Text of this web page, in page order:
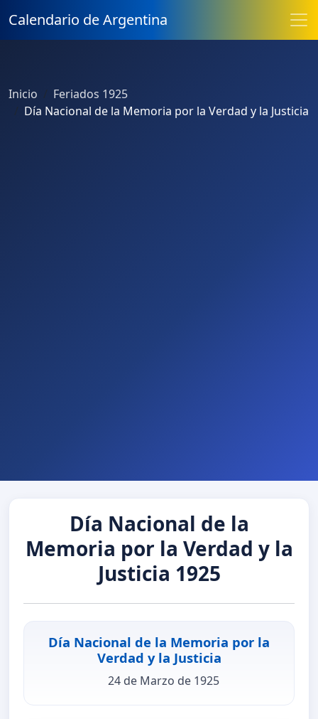
Calendario de Argentina
Inicio
Feriados 1925
Día Nacional de la Memoria por la Verdad y la Justicia
Día Nacional de la
Memoria por la Verdad y la
Justicia 1925
Día Nacional de la Memoria por la
Verdad y la Justicia
24 de Marzo de 1925